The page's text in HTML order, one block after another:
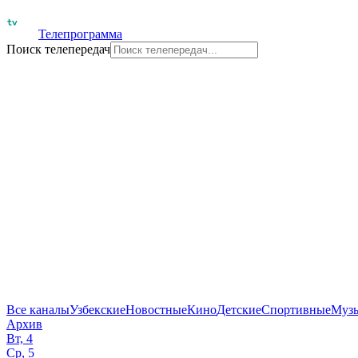
Телепрограмма
Поиск телепередач
Все каналыУзбекскиеНовостныеКиноДетскиеСпортивные
Архив
Вт, 4
Ср, 5